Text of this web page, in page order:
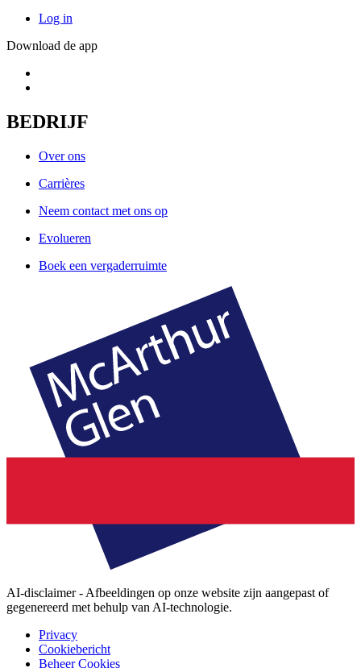
Log in
Download de app
BEDRIJF
Over ons
Carrières
Neem contact met ons op
Evolueren
Boek een vergaderruimte
AI-disclaimer - Afbeeldingen op onze website zijn aangepast of
gegenereerd met behulp van AI-technologie.
Privacy
Cookiebericht
Beheer Cookies